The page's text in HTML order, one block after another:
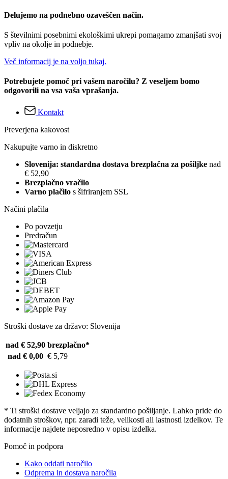
Delujemo na podnebno ozaveščen način.
S številnimi posebnimi ekološkimi ukrepi pomagamo zmanjšati svoj
vpliv na okolje in podnebje.
Več informacij je na voljo tukaj.
Potrebujete pomoč pri vašem naročilu? Z veseljem bomo
odgovorili na vsa vaša vprašanja.
Kontakt
Preverjena kakovost
Nakupujte varno in diskretno
Slovenija: standardna dostava brezplačna za pošiljke nad
€ 52,90
Brezplačno vračilo
Varno plačilo s šifriranjem SSL
Načini plačila
Po povzetju
Predračun
Stroški dostave za državo: Slovenija
nad € 52,90 brezplačno*
nad € 0,00 € 5,79
* Ti stroški dostave veljajo za standardno pošiljanje. Lahko pride do
dodatnih stroškov, npr. zaradi teže, velikosti ali lastnosti izdelkov. Te
informacije najdete neposredno v opisu izdelka.
Pomoč in podpora
Kako oddati naročilo
Odprema in dostava naročila